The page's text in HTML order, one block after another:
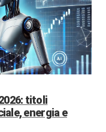
titoli
energia e